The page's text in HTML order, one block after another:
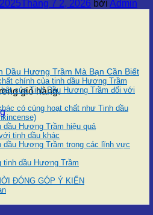
giỏ hàng.
Tháng 7 2, 2026 bởi Admin
Dầu Hương Trầm Mà Bạn Cần Biết
chính của tinh dầu Hương Trầm
bật của Tinh Dầu Hương Trầm đối với
có cùng hoạt chất như Tinh dầu
dầu Hương Trầm hiệu quả
tinh dầu khác
dầu Hương Trầm trong các lĩnh vực
tinh dầu Hương Trầm
ĐÓNG GÓP Ý KIẾN